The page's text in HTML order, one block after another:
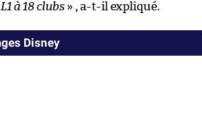
à 18 clubs » , a-t-il expliqué.
Disney